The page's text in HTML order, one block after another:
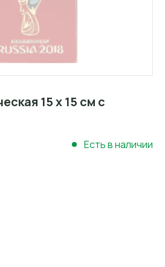
15 х 15 см с
Есть в наличии